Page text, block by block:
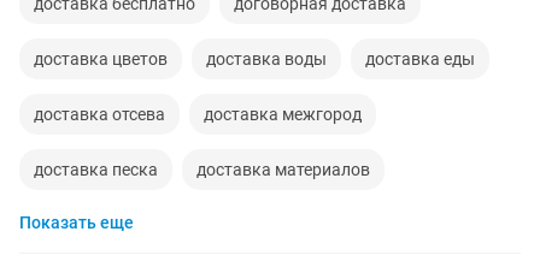
доставка цветов доставка воды доставка еды
доставка отсева доставка межгород
доставка песка доставка материалов
доставка чернозема
Показать еще